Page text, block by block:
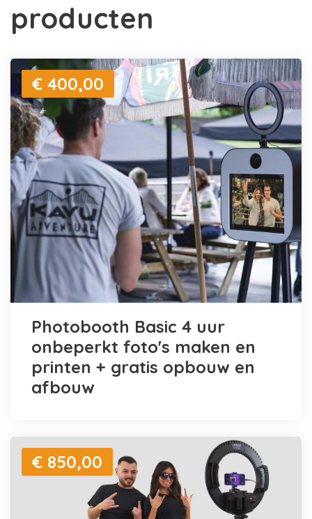
producten
€ 400,00
Photobooth Basic 4 uur
onbeperkt foto's maken en
printen + gratis opbouw en
afbouw
€ 850,00